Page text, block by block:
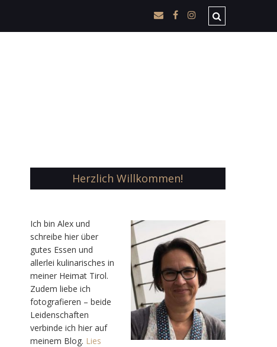
Herzlich Willkommen!
Ich bin Alex und
schreibe hier über
gutes Essen und
allerlei kulinarisches in
meiner Heimat Tirol.
Zudem liebe ich
fotografieren – beide
Leidenschaften
verbinde ich hier auf
meinem Blog. Lies